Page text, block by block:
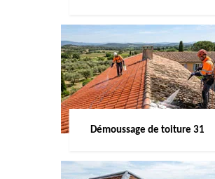
Démoussage de toiture 31